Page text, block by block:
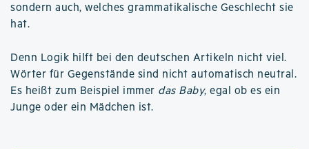
sondern auch, welches grammatikalische Geschlecht sie
hat.
Denn Logik hilft bei den deutschen Artikeln nicht viel.
Wörter für Gegenstände sind nicht automatisch neutral.
Es heißt zum Beispiel immer das Baby, egal ob es ein
Junge oder ein Mädchen ist.